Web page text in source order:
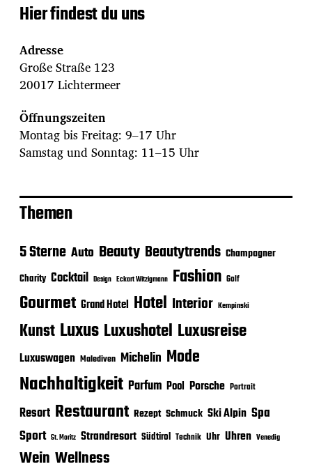
Hier findest du uns
Adresse
Große Straße 123
20017 Lichtermeer
Öffnungszeiten
Montag bis Freitag: 9–17 Uhr
Samstag und Sonntag: 11–15 Uhr
Themen
5 Sterne Auto Beauty Beautytrends Champagner
Charity Cocktail Design Eckart Witzigmann Fashion Golf
Gourmet Grand Hotel Hotel Interior Kempinski
Kunst Luxus Luxushotel Luxusreise
Luxuswagen Malediven Michelin Mode
Nachhaltigkeit Parfum Pool Porsche Portrait
Resort Restaurant Rezept Schmuck Ski Alpin Spa
Sport St. Moritz Strandresort Südtirol Technik Uhr Uhren Venedig
Wein Wellness